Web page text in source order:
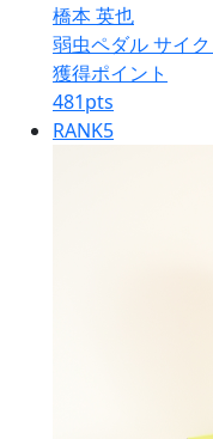
橋本 英也
弱虫ペダル サイ
獲得ポイント
481pts
RANK5